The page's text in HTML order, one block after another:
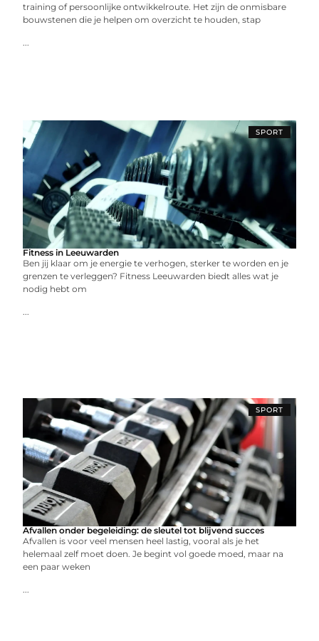
training of persoonlijke ontwikkelroute. Het zijn de onmisbare
bouwstenen die je helpen om overzicht te houden, stap
...
SPORT
Fitness in Leeuwarden
Ben jij klaar om je energie te verhogen, sterker te worden en je
grenzen te verleggen? Fitness Leeuwarden biedt alles wat je
nodig hebt om
...
SPORT
Afvallen onder begeleiding: de sleutel tot blijvend succes
Afvallen is voor veel mensen heel lastig, vooral als je het
helemaal zelf moet doen. Je begint vol goede moed, maar na
een paar weken
...